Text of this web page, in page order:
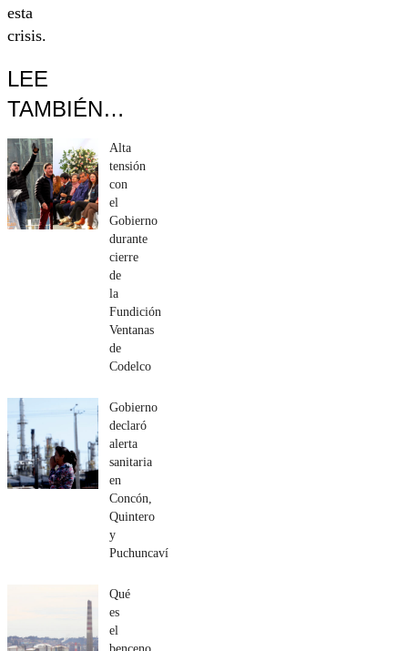
esta
crisis.
LEE
TAMBIÉN…
Alta
tensión
con
el
Gobierno
durante
cierre
de
la
Fundición
Ventanas
de
Codelco
Gobierno
declaró
alerta
sanitaria
en
Concón,
Quintero
y
Puchuncaví
Qué
es
el
benceno,